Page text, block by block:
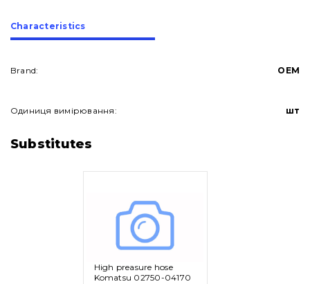
About Us
Сharacteristics
Brand: OEM
Одиниця вимірювання: шт
Substitutes
High preasure hose
Komatsu 02750-04170